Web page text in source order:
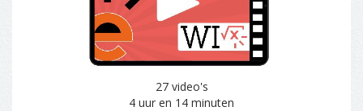
27 video's
4 uur en 14 minuten